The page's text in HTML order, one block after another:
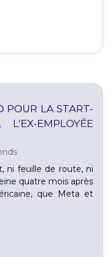
POUR LA START-
EMPLOYÉE
ni feuille de route, ni
quatre mois après
que Meta et